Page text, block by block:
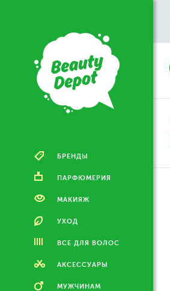
БРЕНДЫ
ПАРФЮМЕРИЯ
МАКИЯЖ
УХОД
ВСЕ ДЛЯ ВОЛОС
АКСЕССУАРЫ
МУЖЧИНАМ